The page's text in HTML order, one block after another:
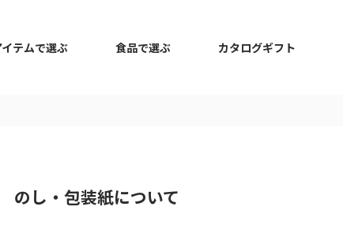
イテムで選ぶ 食品で選ぶ カタログギフト
のし・包装紙について